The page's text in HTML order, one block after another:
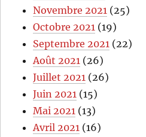
Novembre 2021 (25)
Octobre 2021 (19)
Septembre 2021 (22)
Août 2021 (26)
Juillet 2021 (26)
Juin 2021 (15)
Mai 2021 (13)
Avril 2021 (16)